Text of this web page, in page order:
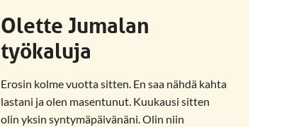
Olette Jumalan
työkaluja
Erosin kolme vuotta sitten. En saa nähdä kahta
lastani ja olen masentunut. Kuukausi sitten
olin yksin syntymäpäivänäni. Olin niin